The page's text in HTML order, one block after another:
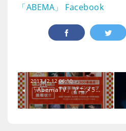
「ABEMA」 Facebook
2017.12.12 06:10
「AbemaTV」アニメ5…